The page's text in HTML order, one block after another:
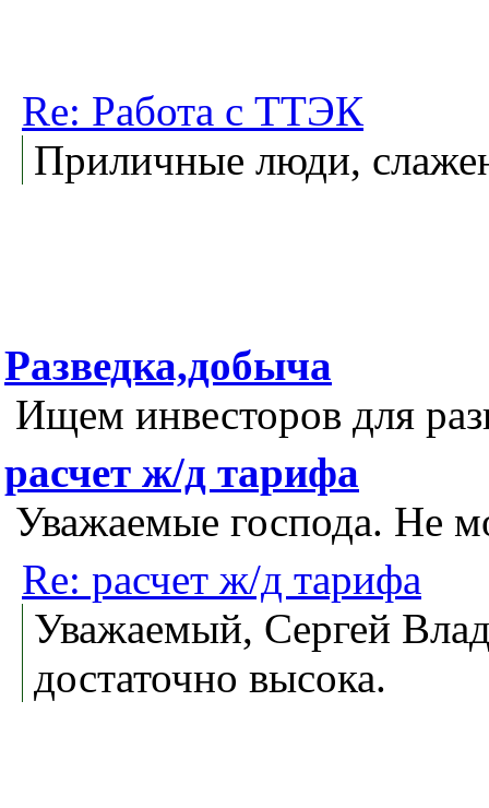
Re: Работа с ТТЭК
Приличные люди,
Разведка,добыча
Ищем инвесторов для
расчет ж/д тарифа
Уважаемые господа. Не
Re: расчет ж/д тарифа
Уважаемый, Сергей
достаточно высока.